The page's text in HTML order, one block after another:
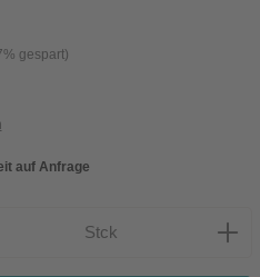
gespart)
auf Anfrage
Wert ein oder
Stck